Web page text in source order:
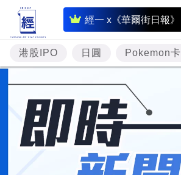
經一 x《華爾街日報》
即
時
財
經
專
題
投
資
樓
港股IPO 日圓 Pokemon卡